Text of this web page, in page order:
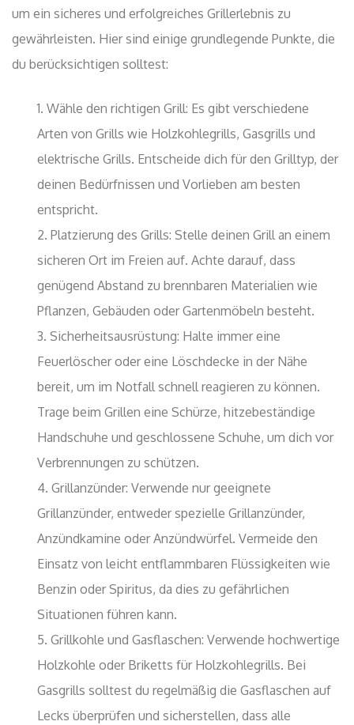
um ein sicheres und erfolgreiches Grillerlebnis zu
gewährleisten. Hier sind einige grundlegende Punkte, die
du berücksichtigen solltest:
Wähle den richtigen Grill: Es gibt verschiedene
Arten von Grills wie Holzkohlegrills, Gasgrills und
elektrische Grills. Entscheide dich für den Grilltyp, der
deinen Bedürfnissen und Vorlieben am besten
entspricht.
Platzierung des Grills: Stelle deinen Grill an einem
sicheren Ort im Freien auf. Achte darauf, dass
genügend Abstand zu brennbaren Materialien wie
Pflanzen, Gebäuden oder Gartenmöbeln besteht.
Sicherheitsausrüstung: Halte immer eine
Feuerlöscher oder eine Löschdecke in der Nähe
bereit, um im Notfall schnell reagieren zu können.
Trage beim Grillen eine Schürze, hitzebeständige
Handschuhe und geschlossene Schuhe, um dich vor
Verbrennungen zu schützen.
Grillanzünder: Verwende nur geeignete
Grillanzünder, entweder spezielle Grillanzünder,
Anzündkamine oder Anzündwürfel. Vermeide den
Einsatz von leicht entflammbaren Flüssigkeiten wie
Benzin oder Spiritus, da dies zu gefährlichen
Situationen führen kann.
Grillkohle und Gasflaschen: Verwende hochwertige
Holzkohle oder Briketts für Holzkohlegrills. Bei
Gasgrills solltest du regelmäßig die Gasflaschen auf
Lecks überprüfen und sicherstellen, dass alle